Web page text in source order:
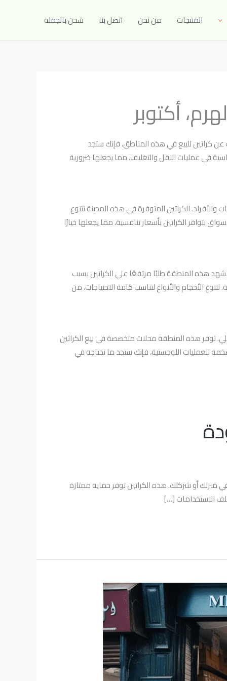
المنتجات من نحن اتصل بنا شحن بالجملة
أكتوبر
عن كراتين للبيع في هذه المناطق، فإنك ستجد
في عمليات النقل والتغليف، مما يجعلها ضرورية
الكراتين المتوفرة في هذه المدينة تتنوع
بتوافر الكراتين بأسعار تنافسية، مما يجعلها خيارًا
تشهد هذه المنطقة طلبًا مرتفعًا على الكراتين بسبب
الأحجام والأنواع لتناسب كافة الاحتياجات، من
توفر هذه المنطقة محلات متخصصة في بيع الكراتين
للعمليات اللوجستية، فإنك ستجد ما تحتاجه في
منزلك أو شركتك. هذه الكراتين توفر حماية ممتازة
الاستخدامات […]